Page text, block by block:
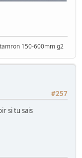
150-600mm g2
#257
si tu sais